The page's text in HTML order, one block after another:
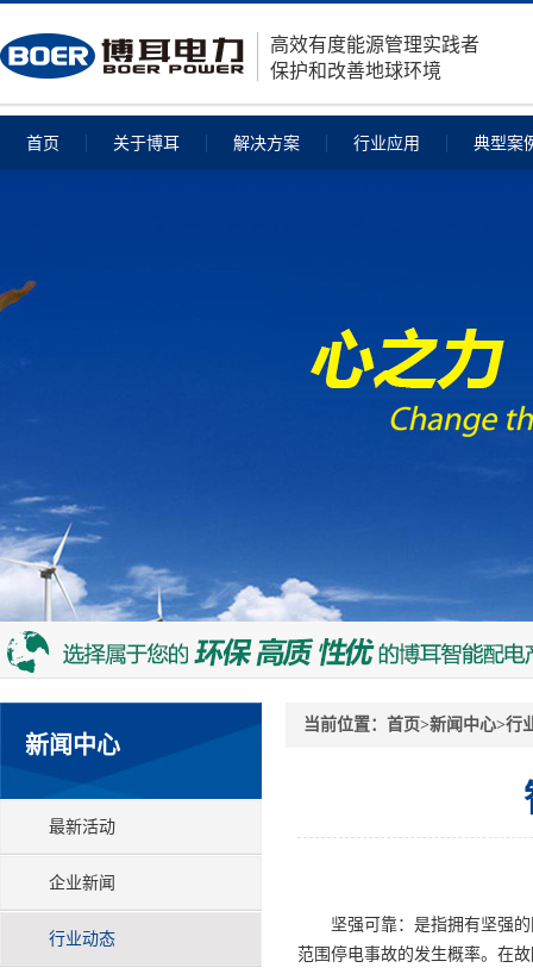
高效有度能源管理实践者
保护和改善地球环境
首页 关于博耳 解决方案 行业应用 典型案
新闻中心
最新活动
企业新闻
行业动态
当前位置： 首页>新闻中心>行
坚强可靠：是指拥有坚强的
范围停电事故的发生概率。在